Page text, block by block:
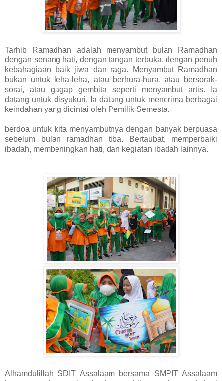
Tarhib Ramadhan adalah menyambut bulan Ramadhan
dengan senang hati, dengan tangan terbuka, dengan penuh
kebahagiaan baik jiwa dan raga.
Menyambut Ramadhan
bukan untuk leha-leha, atau berhura-hura, atau bersorak-
sorai, atau gagap gembita seperti menyambut artis.
Ia
datang untuk disyukuri. Ia datang untuk menerima berbagai
keindahan yang dicintai oleh Pemilik Semesta.
berdoa untuk kita menyambutnya dengan banyak berpuasa
sebelum bulan ramadhan tiba.
Bertaubat, memperbaiki
ibadah, membeningkan hati, dan kegiatan ibadah lainnya.
Alhamdulillah SDIT Assalaam bersama SMPIT Assalaam